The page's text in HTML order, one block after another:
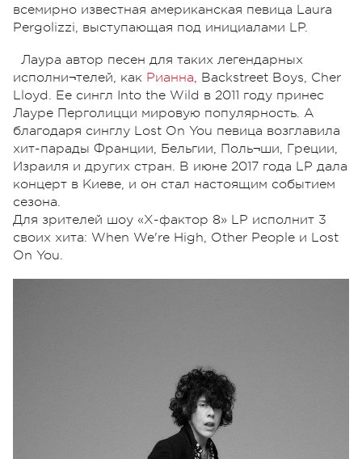
всемирно известная американская певица Laura
Pergolizzi, выступающая под инициалами LP.
Лаура автор песен для таких легендарных
исполни¬телей, как Рианна, Backstreet Boys, Cher
Lloyd. Ее сингл Into the Wild в 2011 году принес
Лауре Перголицци мировую популярность. А
благодаря синглу Lost On You певица возглавила
хит-парады Франции, Бельгии, Поль¬ши, Греции,
Израиля и других стран. В июне 2017 года LP дала
концерт в Киеве, и он стал настоящим событием
сезона.
Для зрителей шоу «Х-фактор 8» LP исполнит 3
своих хита: When We're High, Other People и Lost
On You.